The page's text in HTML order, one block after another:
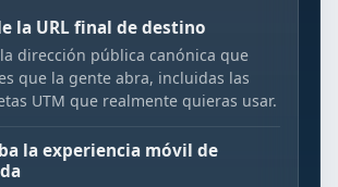
la URL final de destino
dirección pública canónica que
que la gente abra, incluidas las
UTM que realmente quieras usar.
la experiencia móvil de